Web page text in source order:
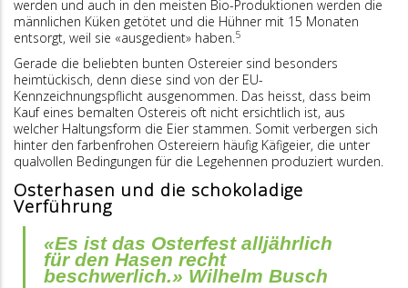
werden und auch in den meisten Bio-Produktionen werden die
männlichen Küken getötet und die Hühner mit 15 Monaten
entsorgt, weil sie «ausgedient» haben.5
Gerade die beliebten bunten Ostereier sind besonders
heimtückisch, denn diese sind von der EU-
Kennzeichnungspflicht ausgenommen. Das heisst, dass beim
Kauf eines bemalten Ostereis oft nicht ersichtlich ist, aus
welcher Haltungsform die Eier stammen. Somit verbergen sich
hinter den farbenfrohen Ostereiern häufig Käfigeier, die unter
qualvollen Bedingungen für die Legehennen produziert wurden.
Osterhasen und die schokoladige
Verführung
«Es ist das Osterfest alljährlich
für den Hasen recht
beschwerlich.» Wilhelm Busch